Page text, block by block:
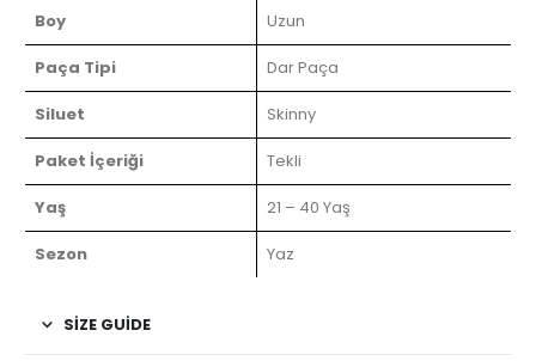
Boy Uzun
Paça Tipi Dar Paça
Siluet Skinny
Paket İçeriği Tekli
Yaş 21 – 40 Yaş
Sezon Yaz
SIZE GUIDE